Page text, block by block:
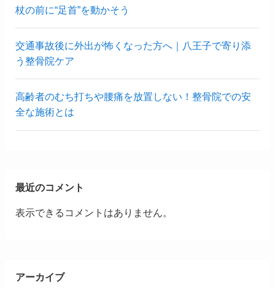
杖の前に“足首”を動かそう
交通事故後に外出が怖くなった方へ｜八王子で寄り添
う整骨院ケア
高齢者のむち打ちや腰痛を放置しない！整骨院での安
全な施術とは
最近のコメント
表示できるコメントはありません。
アーカイブ